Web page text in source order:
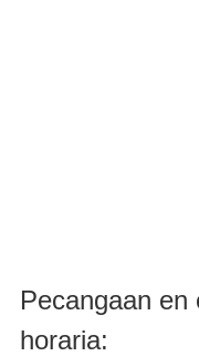
Pecangaan en
horaria: